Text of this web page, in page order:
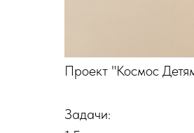
Проект "Космос
Задачи: